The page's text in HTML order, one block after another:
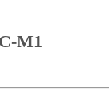
M1